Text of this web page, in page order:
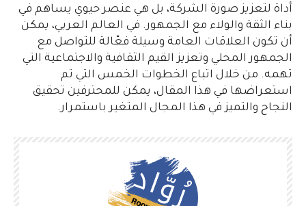
أداة لتعزيز صورة الشركة، بل هي عنصر حيوي يساهم في
بناء الثقة والولاء مع الجمهور. في العالم العربي، يمكن
أن تكون العلاقات العامة وسيلة فعّالة للتواصل مع
الجمهور المحلي وتعزيز القيم الثقافية والاجتماعية التي
تهمه. من خلال اتباع الخطوات الخمس التي تم
استعراضها في هذا المقال، يمكن للمحترفين تحقيق
النجاح والتميز في هذا المجال المتغير باستمرار.